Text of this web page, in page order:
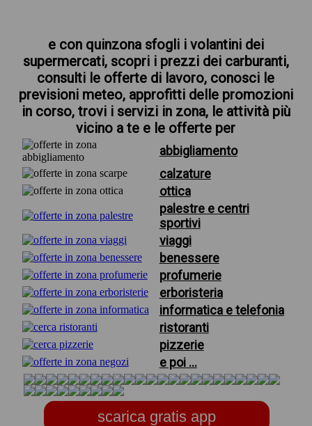
e con quinzona sfogli i volantini dei
supermercati, scopri i prezzi dei carburanti,
consulti le offerte di lavoro, conosci le
previsioni meteo, approfitti delle promozioni
in corso, trovi i servizi in zona, le attività più
vicino a te e le offerte per
abbigliamento
calzature
ottica
palestre e centri
sportivi
viaggi
benessere
profumerie
erboristeria
informatica e telefonia
ristoranti
pizzerie
e poi ...
scarica gratis app